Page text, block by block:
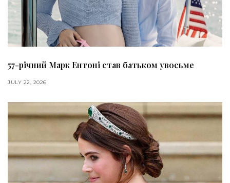
57-річний Марк Ентоні став батьком увосьме
JULY 22, 2026